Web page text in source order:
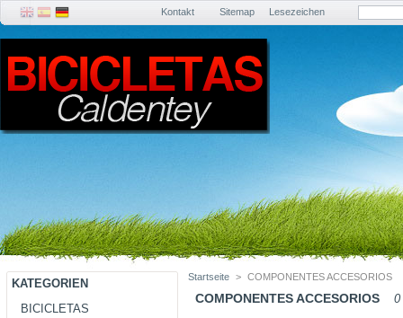
Kontakt Sitemap Lesezeichen
KATEGORIEN
BICICLETAS
Startseite > COMPONENTES ACCESORIOS
COMPONENTES ACCESORIOS 0